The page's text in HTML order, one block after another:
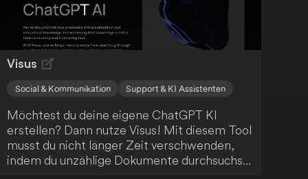
Visus
Social & Kommunikation Support & KI Assistenten
Möchtest du deine eigene ChatGPT KI
erstellen? Dann nutze Visus! Mit diesem Tool
musst du nicht länger Zeit verschwenden,
indem du unzählige Dokumente durchsuchst,